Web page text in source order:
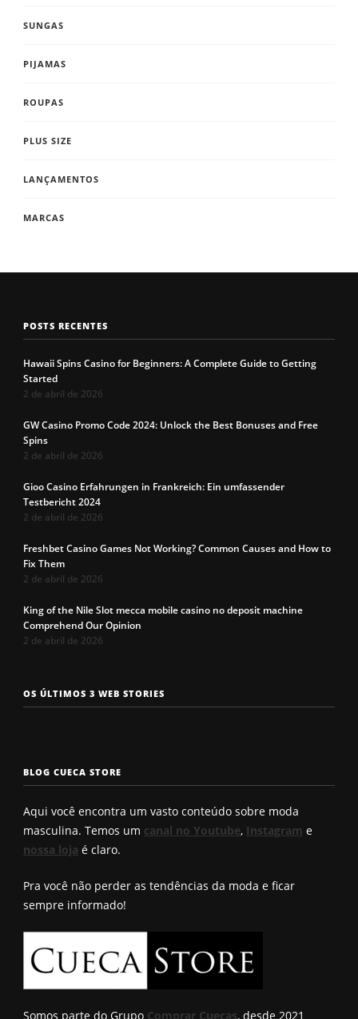
SUNGAS
PIJAMAS
ROUPAS
PLUS SIZE
LANÇAMENTOS
MARCAS
POSTS RECENTES
Hawaii Spins Casino for Beginners: A Complete Guide to Getting
Started
2 de abril de 2026
GW Casino Promo Code 2024: Unlock the Best Bonuses and Free
Spins
2 de abril de 2026
Gioo Casino Erfahrungen in Frankreich: Ein umfassender
Testbericht 2024
2 de abril de 2026
Freshbet Casino Games Not Working? Common Causes and How to
Fix Them
2 de abril de 2026
King of the Nile Slot mecca mobile casino no deposit machine
Comprehend Our Opinion
2 de abril de 2026
OS ÚLTIMOS 3 WEB STORIES
Os 7 tipos de
rosto
seu?
Cueca com
enchimento
a cueca
Roberto
BLOG CUECA STORE
Aqui você encontra um vasto conteúdo sobre moda
masculina. Temos um canal no Youtube, Instagram e
nossa loja é claro.
Pra você não perder as tendências da moda e ficar
sempre informado!
Somos parte do Grupo Comprar Cuecas, desde 2021